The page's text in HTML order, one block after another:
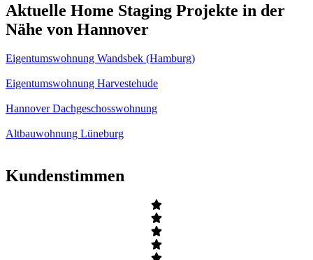
Aktuelle Home Staging Projekte in der
Nähe von Hannover
Eigentumswohnung Wandsbek (Hamburg)
Eigentumswohnung Harvestehude
Hannover Dachgeschosswohnung
Altbauwohnung Lüneburg
Kundenstimmen